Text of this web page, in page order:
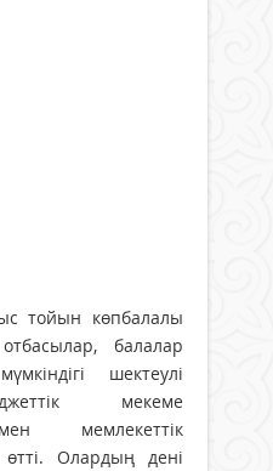
тойын көпбалалы
балалар
шектеулі
мекеме
мемлекеттік
Олардың дені